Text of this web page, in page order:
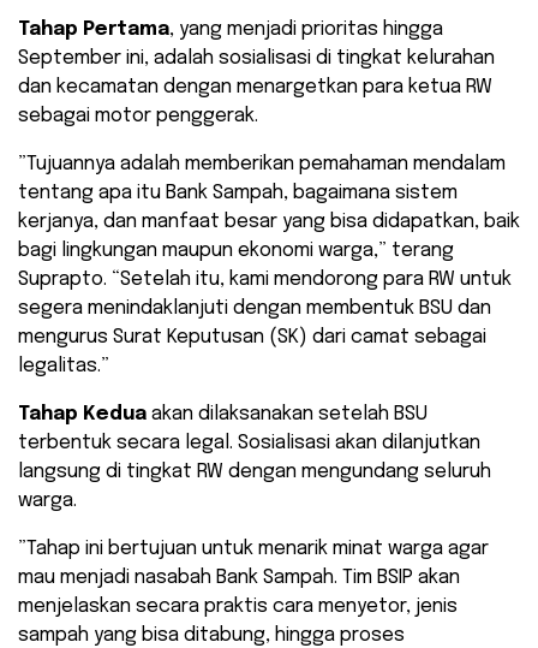
Tahap Pertama, yang menjadi prioritas hingga
September ini, adalah sosialisasi di tingkat kelurahan
dan kecamatan dengan menargetkan para ketua RW
sebagai motor penggerak.
​”Tujuannya adalah memberikan pemahaman mendalam
tentang apa itu Bank Sampah, bagaimana sistem
kerjanya, dan manfaat besar yang bisa didapatkan, baik
bagi lingkungan maupun ekonomi warga,” terang
Suprapto. “Setelah itu, kami mendorong para RW untuk
segera menindaklanjuti dengan membentuk BSU dan
mengurus Surat Keputusan (SK) dari camat sebagai
legalitas.”
Tahap Kedua akan dilaksanakan setelah BSU
terbentuk secara legal. Sosialisasi akan dilanjutkan
langsung di tingkat RW dengan mengundang seluruh
warga.
​”Tahap ini bertujuan untuk menarik minat warga agar
mau menjadi nasabah Bank Sampah. Tim BSIP akan
menjelaskan secara praktis cara menyetor, jenis
sampah yang bisa ditabung, hingga proses